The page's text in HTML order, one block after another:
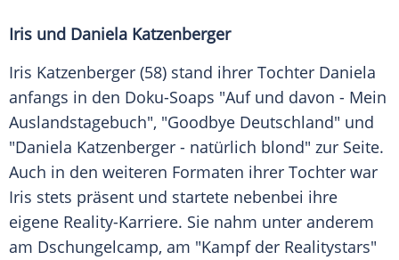
Iris und Daniela Katzenberger
Iris Katzenberger (58) stand ihrer Tochter Daniela
anfangs in den Doku-Soaps "Auf und davon - Mein
Auslandstagebuch", "Goodbye Deutschland" und
"Daniela Katzenberger - natürlich blond" zur Seite.
Auch in den weiteren Formaten ihrer Tochter war
Iris stets präsent und startete nebenbei ihre
eigene Reality-Karriere. Sie nahm unter anderem
am Dschungelcamp, am "Kampf der Realitystars"